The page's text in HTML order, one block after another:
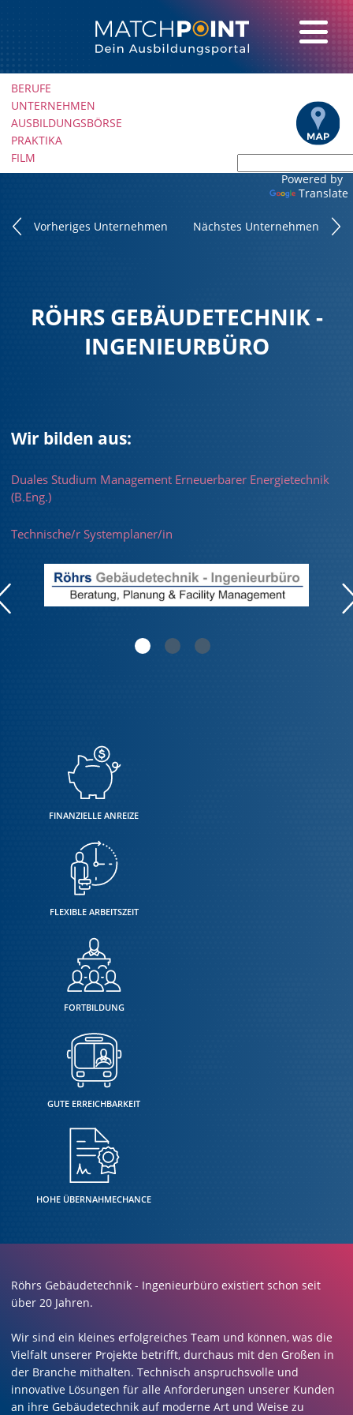
überspringen
BERUFE
UNTERNEHMEN
AUSBILDUNGSBÖRSE
PRAKTIKA
FILM
Powered by
Translate
Vorheriges Unternehmen Nächstes Unternehmen
RÖHRS GEBÄUDETECHNIK -
INGENIEURBÜRO
Wir bilden aus:
Duales Studium Management Erneuerbarer Energietechnik
(B.Eng.)
Technische/r Systemplaner/in
FINANZIELLE ANREIZE
FLEXIBLE ARBEITSZEIT
FORTBILDUNG
GUTE ERREICHBARKEIT
HOHE ÜBERNAHMECHANCE
Röhrs Gebäudetechnik - Ingenieurbüro existiert schon seit
über 20 Jahren.
Wir sind ein kleines erfolgreiches Team und können, was die
Vielfalt unserer Projekte betrifft, durchaus mit den Großen in
der Branche mithalten. Technisch anspruchsvolle und
innovative Lösungen für alle Anforderungen unserer Kunden
an ihre Gebäudetechnik auf moderne Art und Weise zu